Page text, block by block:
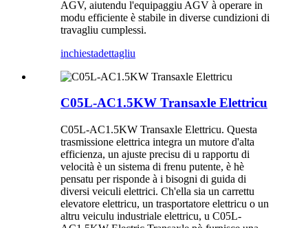
AGV, aiutendu l'equipaggiu AGV à operare in
modu efficiente è stabile in diverse cundizioni di
travagliu cumplessi.
inchiestadettagliu
C05L-AC1.5KW Transaxle Elettricu
C05L-AC1.5KW Transaxle Elettricu. Questa
trasmissione elettrica integra un mutore d'alta
efficienza, un ajuste precisu di u rapportu di
velocità è un sistema di frenu putente, è hè
pensatu per risponde à i bisogni di guida di
diversi veiculi elettrici. Ch'ella sia un carrettu
elevatore elettricu, un trasportatore elettricu o un
altru veiculu industriale elettricu, u C05L-